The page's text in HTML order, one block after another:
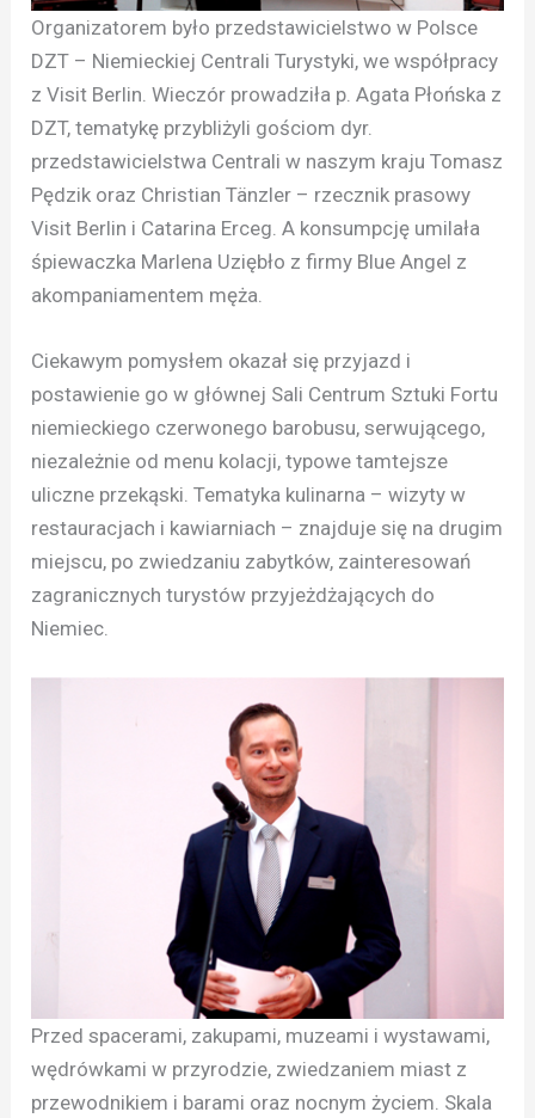
Organizatorem było przedstawicielstwo w Polsce
DZT – Niemieckiej Centrali Turystyki, we współpracy
z Visit Berlin. Wieczór prowadziła p. Agata Płońska z
DZT, tematykę przybliżyli gościom dyr.
przedstawicielstwa Centrali w naszym kraju Tomasz
Pędzik oraz Christian Tänzler – rzecznik prasowy
Visit Berlin i Catarina Erceg. A konsumpcję umilała
śpiewaczka Marlena Uziębło z firmy Blue Angel z
akompaniamentem męża.
Ciekawym pomysłem okazał się przyjazd i
postawienie go w głównej Sali Centrum Sztuki Fortu
niemieckiego czerwonego barobusu, serwującego,
niezależnie od menu kolacji, typowe tamtejsze
uliczne przekąski. Tematyka kulinarna – wizyty w
restauracjach i kawiarniach – znajduje się na drugim
miejscu, po zwiedzaniu zabytków, zainteresowań
zagranicznych turystów przyjeżdżających do
Niemiec.
Przed spacerami, zakupami, muzeami i wystawami,
wędrówkami w przyrodzie, zwiedzaniem miast z
przewodnikiem i barami oraz nocnym życiem. Skala